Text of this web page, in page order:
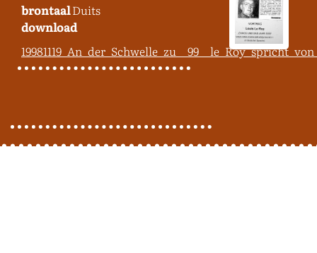
brontaalDuits
download